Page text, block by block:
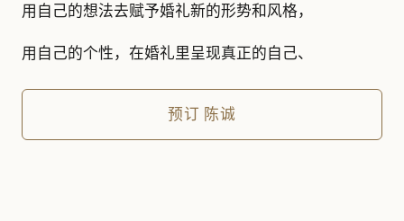
用自己的想法去赋予婚礼新的形势和风格，
用自己的个性，在婚礼里呈现真正的自己、
预订 陈诚